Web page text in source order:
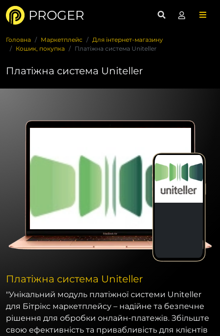
PROGER
Головна Маркетплейс
Для інтернет-магазину
Кошик, покупка
Платіжна система Uniteller
Платіжна система Uniteller
Платіжна система Uniteller
"Унікальний модуль платіжної системи Uniteller
для Бітрікс маркетплейсу – надійне та безпечне
рішення для обробки онлайн-платежів. Збільште
свою ефективність та привабливість для клієнтів